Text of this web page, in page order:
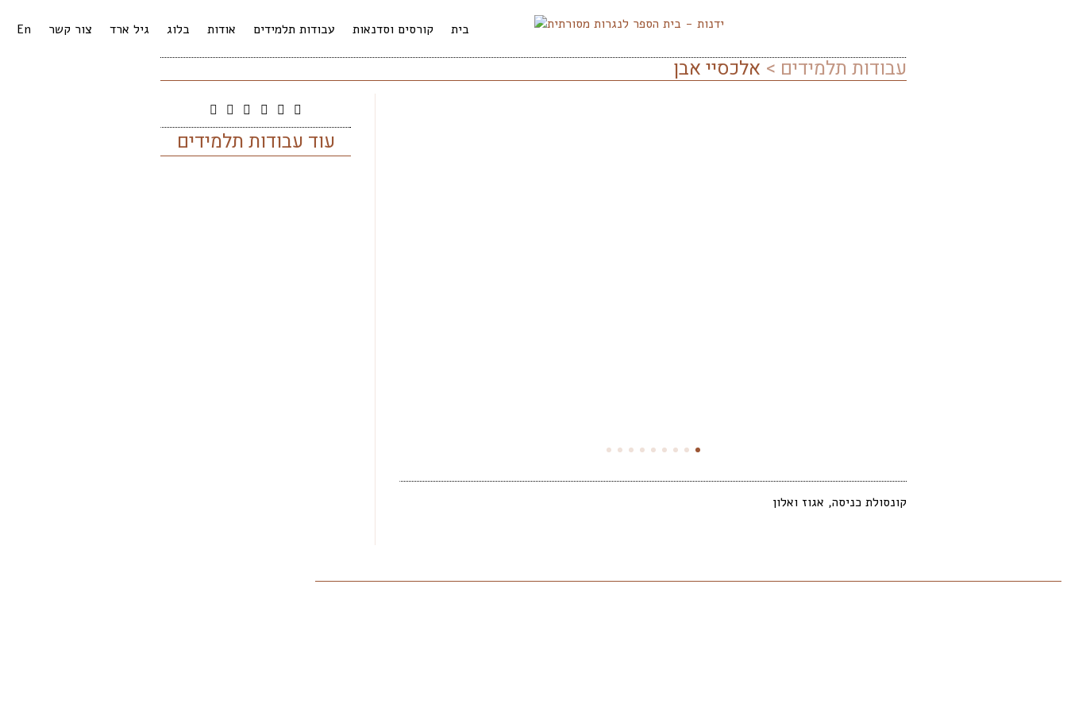
בית קורסים וסדנאות עבודות תלמידים אודות בלוג גיל ארד צור קשר En
עבודות תלמידים > אלכסיי אבן
קונסולת כניסה, אגוז ואלון
עוד עבודות תלמידים